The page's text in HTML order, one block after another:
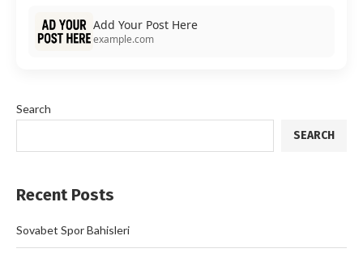
Add Your Post Here
example.com
Search
SEARCH
Recent Posts
Sovabet Spor Bahisleri